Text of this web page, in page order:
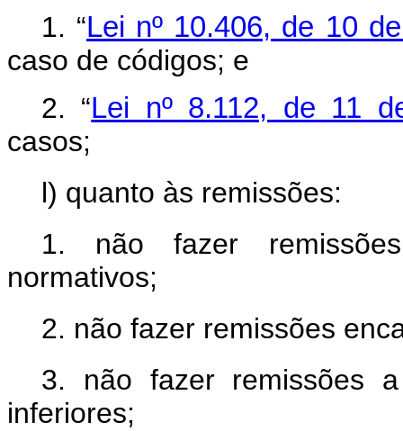
1. “Lei nº 10.406, de 10
caso de códigos; e
2. “Lei nº 8.112, de 11
casos;
l) quanto às remissões:
1. não fazer
normativos;
2. não fazer remissões
3. não fazer remissões
inferiores;